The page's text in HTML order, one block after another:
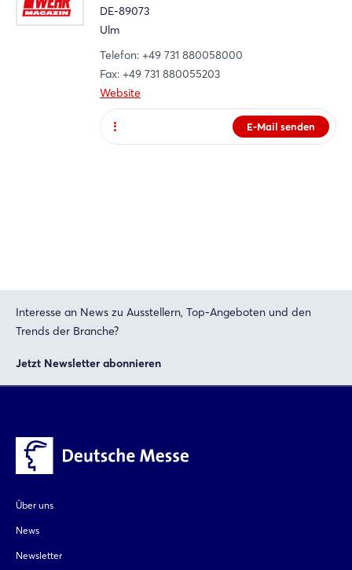
DE-89073
Ulm
Telefon: +49 731 880058000
Fax: +49 731 880055203
Website
E-Mail senden
Interesse an News zu Ausstellern, Top-Angeboten und den
Trends der Branche?
Jetzt Newsletter abonnieren
Über uns
News
Newsletter
Noch nicht angemeldet?
Jetzt registrieren